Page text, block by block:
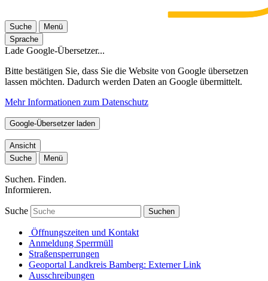
Suche
Menü
Sprache
Lade Google-Übersetzer...
Bitte bestätigen Sie, dass Sie die Website von Google übersetzen
lassen möchten. Dadurch werden Daten an Google übermittelt.
Mehr Informationen zum Datenschutz
Google-Übersetzer laden
Ansicht
Suche
Menü
Suchen. Finden.
Informieren.
Suche Suchen
Öffnungszeiten und Kontakt
Anmeldung Sperrmüll
Straßensperrungen
Geoportal Landkreis Bamberg: Externer Link
Ausschreibungen